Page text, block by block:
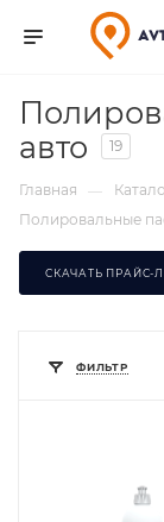
авто
19
Главная —
Полировальные
СКАЧАТЬ ПРАЙС-
ФИЛЬТР